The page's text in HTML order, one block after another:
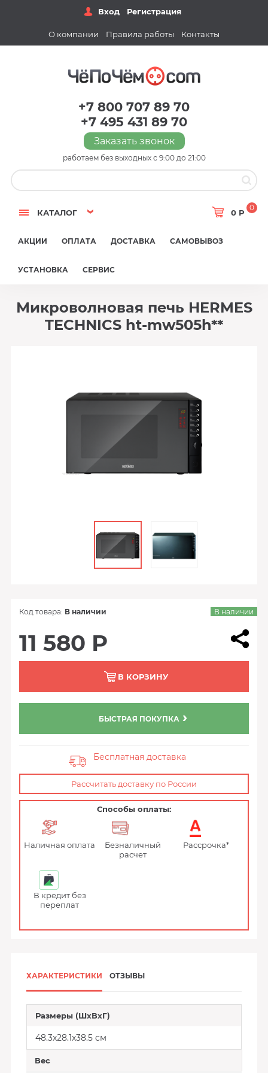
Вход Регистрация
О компании Правила работы Контакты
+7 800 707 89 70
+7 495 431 89 70
Заказать звонок
работаем без выходных с 9:00 до 21:00
КАТАЛОГ 0 Р
0
АКЦИИ ОПЛАТА ДОСТАВКА САМОВЫВОЗ
УСТАНОВКА СЕРВИС
Микроволновая печь HERMES
TECHNICS ht-mw505h**
Код товара: В наличии В наличии
11 580 Р
В КОРЗИНУ
БЫСТРАЯ ПОКУПКА
Бесплатная доставка
Рассчитать доставку по России
Способы оплаты:
Наличная оплата
Безналичный
расчет
Рассрочка*
В кредит без
переплат
ХАРАКТЕРИСТИКИ ОТЗЫВЫ
Размеры (ШxВxГ)
48.3x28.1x38.5 cм
Вес